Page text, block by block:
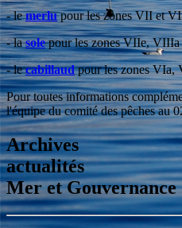
- lemerlupour les zones VII et
- lasolepour les zones VIIe, VIIIa
- lecabillaudpour les zones VIa,
Pour toutes informations
l'équipe du comité des pêches au
Archives
actualités
Mer et Gouvernance